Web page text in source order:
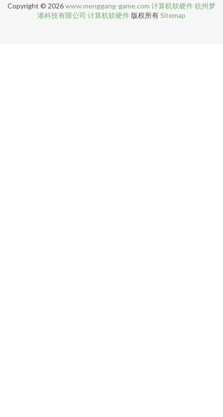
Copyright © 2026www.menggang-game.com 计算机软硬件杭州梦
港科技有限公司 计算机软硬件 版权所有Sitemap